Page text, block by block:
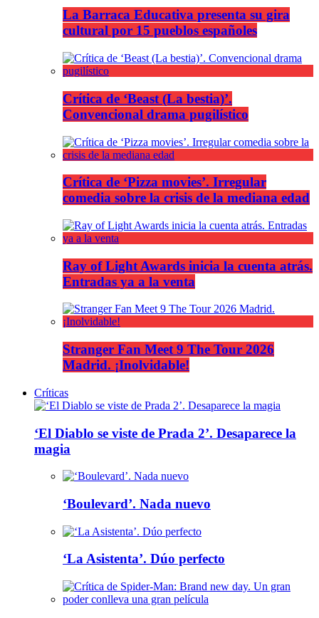
La Barraca Educativa presenta su gira
cultural por 15 pueblos españoles
Crítica de ‘Beast (La bestia)’.
Convencional drama pugilístico
Crítica de ‘Pizza movies’. Irregular
comedia sobre la crisis de la mediana edad
Ray of Light Awards inicia la cuenta atrás.
Entradas ya a la venta
Stranger Fan Meet 9 The Tour 2026
Madrid. ¡Inolvidable!
Críticas
‘El Diablo se viste de Prada 2’. Desaparece la
magia
‘Boulevard’. Nada nuevo
‘La Asistenta’. Dúo perfecto